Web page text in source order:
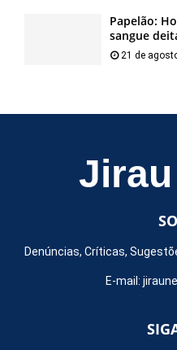
Papelão:
sangue
21 de
Denúncias, Críticas,
E-mail: